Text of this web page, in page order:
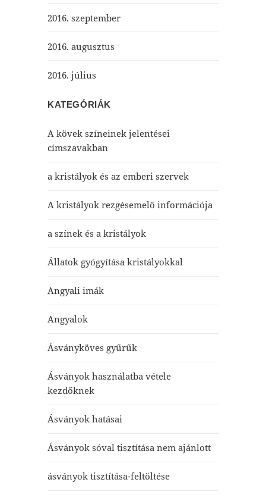
2016. szeptember
2016. augusztus
2016. július
KATEGÓRIÁK
A kövek színeinek jelentései
címszavakban
a kristályok és az emberi szervek
A kristályok rezgésemelő információja
a színek és a kristályok
Állatok gyógyítása kristályokkal
Angyali imák
Angyalok
Ásványköves gyűrűk
Ásványok használatba vétele
kezdőknek
Ásványok hatásai
Ásványok sóval tisztítása nem ajánlott
ásványok tisztítása-feltöltése